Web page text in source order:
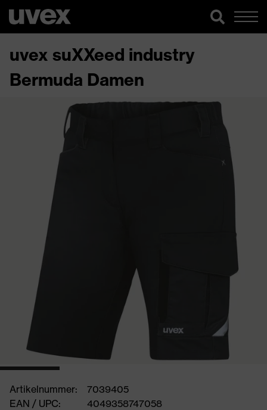
uvex suXXeed industry
Bermuda Damen
Artikelnummer:
7039405
EAN / UPC:
4049358747058